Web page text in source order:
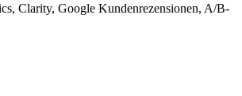
Clarity, Google Kundenrezensionen, A/B-